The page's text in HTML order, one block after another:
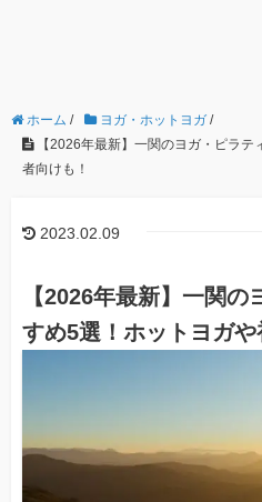
ホーム / ヨガ・ホットヨガ /
【2026年最新】一関のヨガ・ピラ
者向けも！
2023.02.09
【2026年最新】一関
すめ5選！ホットヨガや